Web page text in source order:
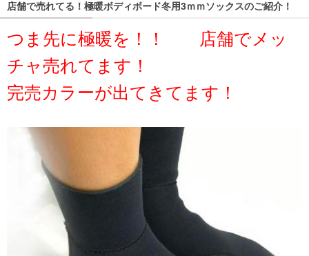
店舗で売れてる！極暖ボディボード冬用3ｍｍソックスのご紹介！
つま先に極暖を！！ 店舗でメッ
チャ売れてます！
完売カラーが出てきてます！